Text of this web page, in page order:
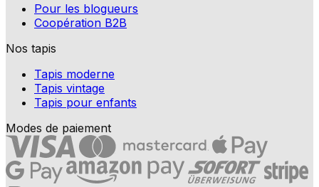
Pour les blogueurs
Coopération B2B
Nos tapis
Tapis moderne
Tapis vintage
Tapis pour enfants
Modes de paiement